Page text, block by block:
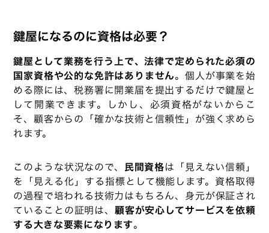
鍵屋になるのに資格は必要？
鍵屋として業務を行う上で、法律で定められた必須の
国家資格や公的な免許はありません。個人が事業を始
める際には、税務署に開業届を提出するだけで鍵屋と
して開業できます。しかし、必須資格がないからこ
そ、顧客からの「確かな技術と信頼性」が強く求めら
れます。
このような状況なので、 民間資格は「見えない信頼」
を「見える化」する指標として機能します。資格取得
の過程で培われる技術力はもちろん、身元が保証され
ていることの証明は、 顧客が安心してサービスを依頼
する大きな要素になります。